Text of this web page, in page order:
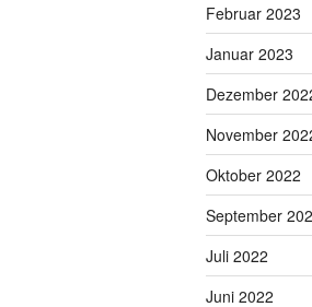
Februar 2023
Januar 2023
Dezember
November
Oktober 2022
September
Juli 2022
Juni 2022